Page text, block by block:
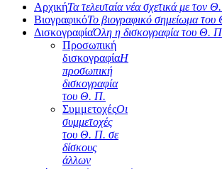
ΑρχικήΤα τελευταία νέα σχετικά με τον
ΒιογραφικόΤο βιογραφικό σημείωμα
ΔισκογραφίαΌλη η δισκογραφία του Θ.
Προσωπική
δισκογραφίαΗ
προσωπική
δισκογραφία
του Θ. Π.
ΣυμμετοχέςΟι
συμμετοχές
του Θ. Π. σε
δίσκους
άλλων